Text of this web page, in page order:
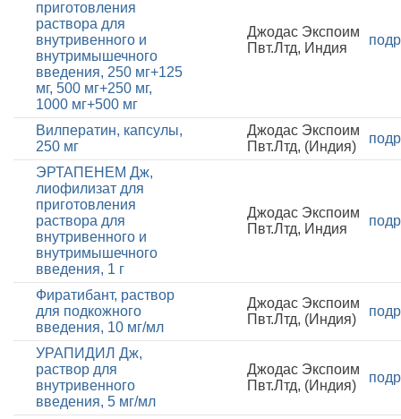
приготовления
раствора для
внутривенного и
внутримышечного
введения, 250 мг+125
мг, 500 мг+250 мг,
1000 мг+500 мг
Джодас Экспоим
Пвт.Лтд, Индия
Вилператин, капсулы,
250 мг
Джодас Экспоим
Пвт.Лтд, (Индия)
ЭРТАПЕНЕМ Дж,
лиофилизат для
приготовления
раствора для
внутривенного и
внутримышечного
введения, 1 г
Джодас Экспоим
Пвт.Лтд, Индия
Фиратибант, раствор
для подкожного
введения, 10 мг/мл
Джодас Экспоим
Пвт.Лтд, (Индия)
УРАПИДИЛ Дж,
раствор для
внутривенного
введения, 5 мг/мл
Джодас Экспоим
Пвт.Лтд, (Индия)